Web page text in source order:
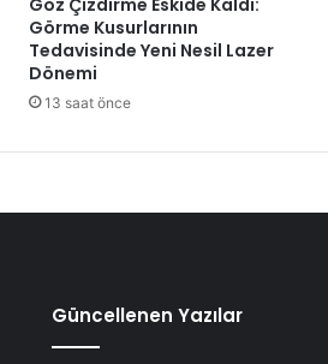
r
ç
e
y
u
Göz Çizdirme Eskide Kaldı:
Görme Kusurlarının
Tedavisinde Yeni Nesil Lazer
Dönemi
13 saat önce
Güncellenen Yazılar